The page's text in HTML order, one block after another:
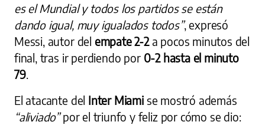
es el Mundial y todos los partidos se están
dando igual, muy igualados todos”, expresó
Messi, autor del empate 2-2a pocos minutos del
final, tras ir perdiendo por 0-2 hasta el minuto
79.
El atacante del Inter Miamise mostró además
“aliviado”por el triunfo y feliz por cómo se dio: